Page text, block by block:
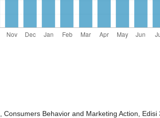
Consumers Behavior and Marketing Action, Edisi